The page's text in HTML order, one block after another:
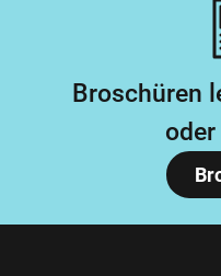
Broschüren